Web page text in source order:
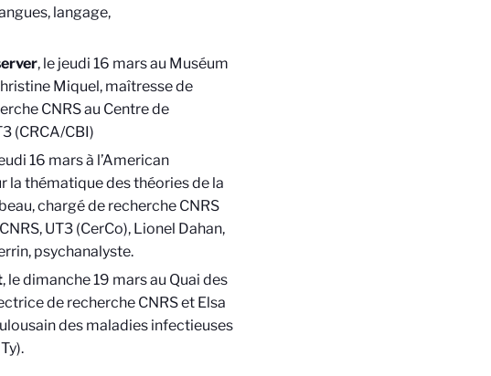
langage,
, le jeudi 16 mars au Muséum
Miquel, maîtresse de
CNRS au Centre de
(CRCA/CBI)
16 mars à l’American
la thématique des théories de la
chargé de recherche CNRS
UT3(CerCo), Lionel Dahan,
psychanalyste.
, le dimanche 19 mars au Quai des
de recherche CNRS et Elsa
des maladies infectieuses